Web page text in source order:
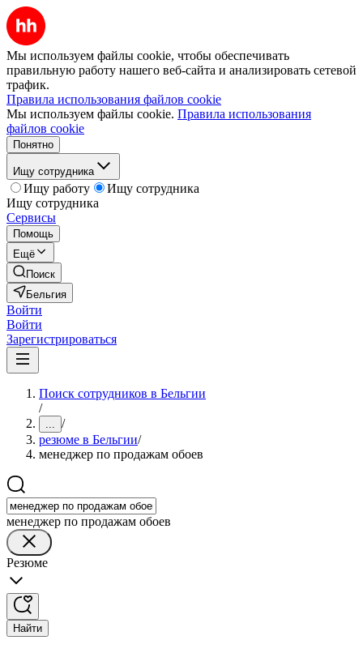
Мы используем файлы cookie, чтобы обеспечивать
правильную работу нашего веб-сайта и анализировать сетевой
трафик.
Правила использования файлов cookie
Мы используем файлы cookie. Правила использования
файлов cookie
Понятно
Ищу сотрудника
Ищу работу
Ищу сотрудника
Ищу сотрудника
Сервисы
Помощь
Ещё
Поиск
Бельгия
Войти
Войти
Зарегистрироваться
Поиск сотрудников в Бельгии
/
... /
резюме в Бельгии/
менеджер по продажам обоев
менеджер по продажам обоев
Резюме
Найти